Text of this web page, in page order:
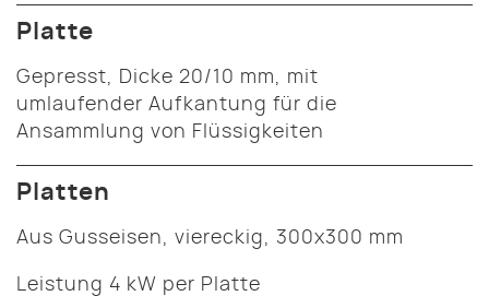
Platte
Gepresst, Dicke 20/10 mm, mit
umlaufender Aufkantung für die
Ansammlung von Flüssigkeiten
Platten
Aus Gusseisen, viereckig, 300x300 mm
Leistung 4 kW per Platte